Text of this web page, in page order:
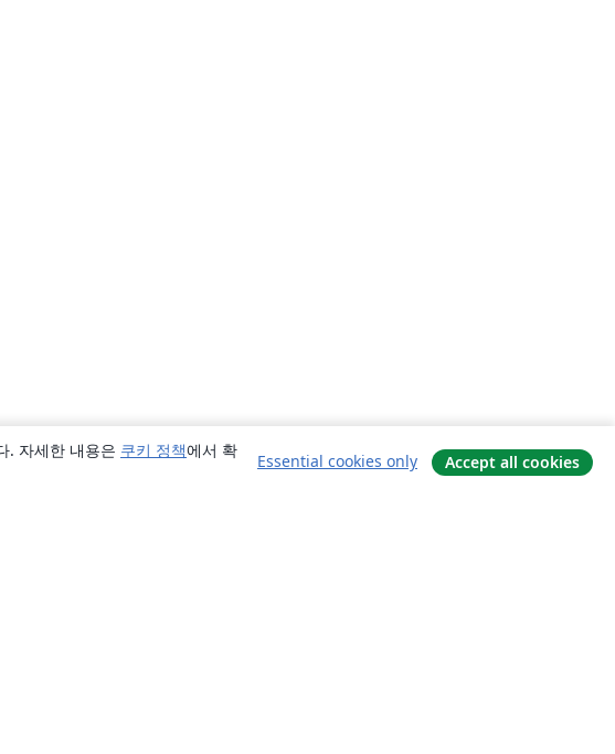
. 자세한 내용은 쿠키 정책에서 확
Essential cookies only Accept all cookies